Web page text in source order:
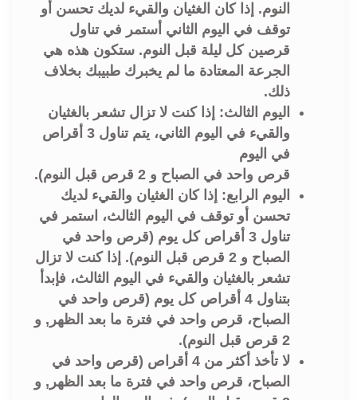
النوم. إذا كان الغثيان والقيء لديك تحسن أو
توقف في اليوم الثاني أستمر في تناول
قرصين كل ليلة قبل النوم. ستكون هذه هي
الجرعة المعتادة ما لم يخبرك طبيبك بخلاف
ذلك.
اليوم الثالث: إذا كنت لا تزال تشعر بالغثيان
والقيء في اليوم الثاني، يتم تناول 3 أقراص
في اليوم
قرص واحد في الصباح و 2 قرص قبل النوم).
اليوم الرابع: إذا كان الغثيان والقيء لديك
تحسن أو توقف في اليوم الثالث، استمر في
تناول 3 أقراص كل يوم (قرص واحد في
الصباح و 2 قرص قبل النوم). إذا كنت لا تزال
تشعر بالغثيان والقيء في اليوم الثالث، فإبدأ
بتناول 4 أقراص كل يوم (قرص واحد في
الصباح، قرص واحد في فترة ما بعد الظهر, و
2 قرص قبل النوم).
لا تأخذ أكثر من 4 أقراص (قرص واحد في
الصباح، قرص واحد في فترة ما بعد الظهر, و